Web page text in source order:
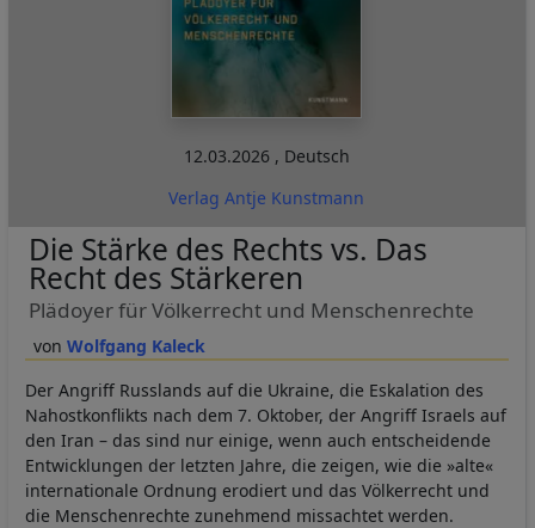
12.03.2026 , Deutsch
Verlag Antje Kunstmann
Wolfgang Kaleck
Die Stärke des Rechts vs. Das
Recht des Stärkeren
Plädoyer für Völkerrecht und Menschenrechte
Der Angriff Russlands auf die Ukraine, die Eskalation des
Nahostkonflikts nach dem 7. Oktober, der Angriff Israels auf
den Iran – das sind nur einige, wenn auch entscheidende
Entwicklungen der letzten Jahre, die zeigen, wie die »alte«
internationale Ordnung erodiert und das Völkerrecht und
die Menschenrechte zunehmend missachtet werden.